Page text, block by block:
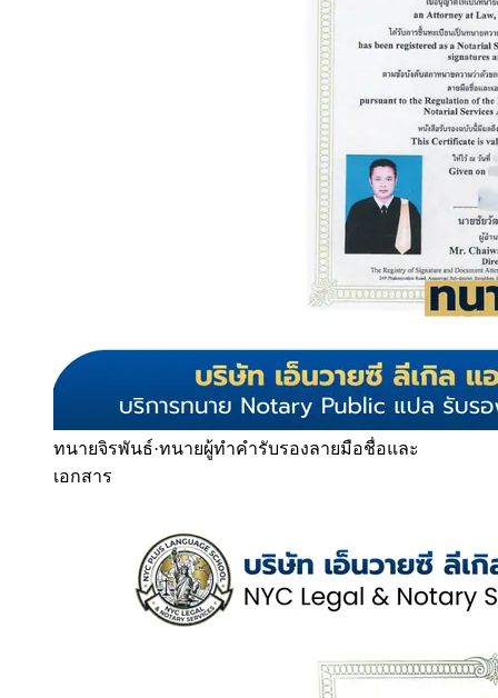
ทนายจิรพันธ์·ทนายผู้ทำคำรับรองลายมือชื่อและ
เอกสาร